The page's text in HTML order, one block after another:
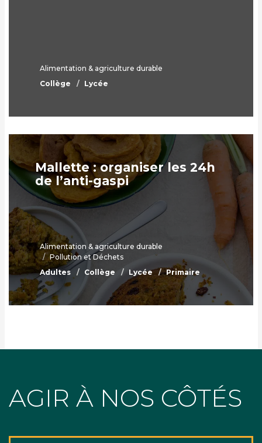
Alimentation & agriculture durable
Collège
Lycée
Mallette : organiser les 24h
de l’anti-gaspi
Alimentation & agriculture durable
Pollution et Déchets
Adultes
Collège Lycée Primaire
AGIR À NOS CÔTÉS